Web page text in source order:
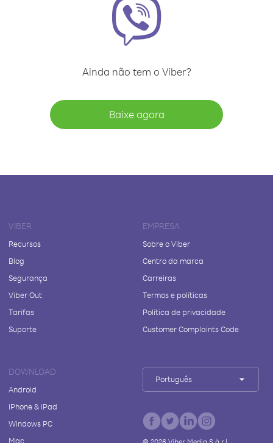
Ainda não tem o Viber?
Baixe agora
VIBER
Recursos
Blog
Segurança
Viber Out
Tarifas
Suporte
EMPRESA
Sobre o Viber
Centro da marca
Carreiras
Termos e políticas
Política de privacidade
Customer Complaints Code
DOWNLOAD
Android
iPhone & iPad
Windows PC
Mac
Português